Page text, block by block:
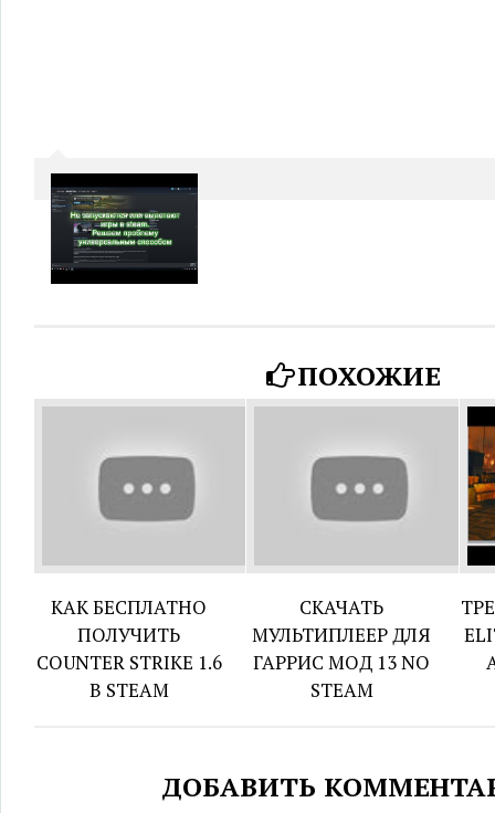
ПОХОЖИЕ
КАК БЕСПЛАТНО
ПОЛУЧИТЬ
COUNTER STRIKE 1.6
В STEAM
СКАЧАТЬ
МУЛЬТИПЛЕЕР ДЛЯ
ГАРРИС МОД 13 NO
STEAM
ДОБАВИТЬ